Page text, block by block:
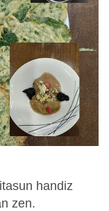
handiz
zen.